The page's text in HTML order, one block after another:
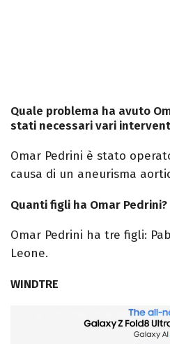
Quale problema ha avuto
stati necessari vari
Omar Pedrini è stato
causa di un aneurisma
Quanti figli ha Omar Pedrini?
Omar Pedrini ha tre figli:
Leone.
WINDTRE